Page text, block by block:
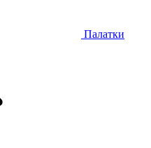
Палатки